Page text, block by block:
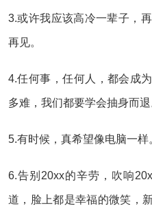
3.或许我应该高冷一辈子，
再见。
4.任何事，任何人，都会成
多难，我们都要学会抽身而退
5.有时候，真希望像电脑一样
6.告别20xx的辛劳，吹响
道，脸上都是幸福的微笑，